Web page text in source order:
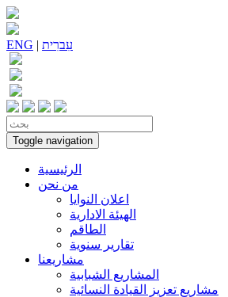
ENG | עִברִית
Toggle navigation
الرئيسية
من نحن
اعلان النوايا
الهيئة الادارية
الطاقم
تقارير سنوية
مشاريعنا
المشاريع الشبابية
مشاريع تعزيز القيادة النسائية